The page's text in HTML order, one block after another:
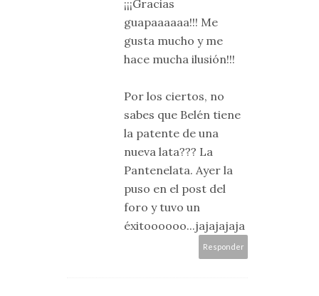
¡¡¡Gracias
guapaaaaaa!!! Me
gusta mucho y me
hace mucha ilusión!!!
Por los ciertos, no
sabes que Belén tiene
la patente de una
nueva lata??? La
Pantenelata. Ayer la
puso en el post del
foro y tuvo un
éxitoooooo...jajajajaja
Responder